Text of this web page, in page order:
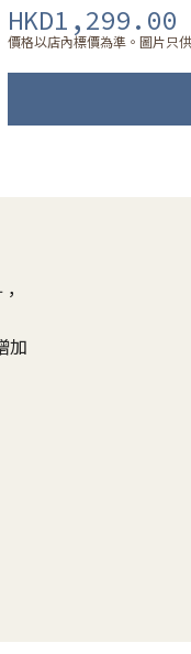
HKD1,299.00
價格以店內標價為準。圖片只
加